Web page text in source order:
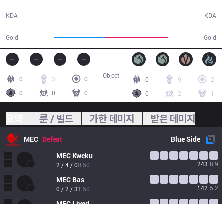
KDA
Gold Gold
KDA
0 3
0
0
0 0
0 9
2
0
2 1
Object
룬 / 빌드 가한 데미지 받은 데미지
MEC Defeat BlueSide
MEC Kweku
2 / 4 / 00.50 243 8.9
MEC Bas
0 / 2 / 31.50 142 5.2